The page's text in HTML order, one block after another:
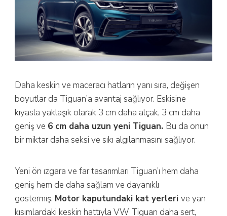
Daha keskin ve maceracı hatların yanı sıra, değişen
boyutlar da Tiguan’a avantaj sağlıyor. Eskisine
kıyasla yaklaşık olarak 3 cm daha alçak, 3 cm daha
geniş ve 6 cm daha uzun yeni Tiguan. Bu da onun
bir miktar daha seksi ve sıkı algılanmasını sağlıyor.
Yeni ön ızgara ve far tasarımları Tiguan’ı hem daha
geniş hem de daha sağlam ve dayanıklı
göstermiş. Motor kaputundaki kat yerlerive yan
kısımlardaki keskin hattıyla VW Tiguan daha sert,